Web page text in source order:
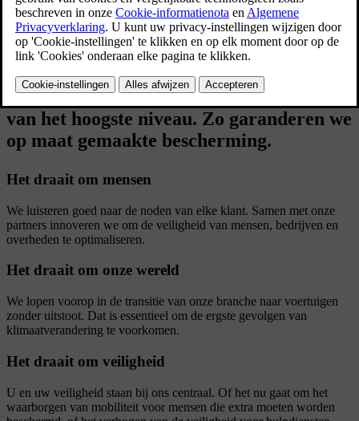
Veiligheid komt altijd eerst.
In nauwe samenwerking met speciale
klanten over heel de wereld optimaliseren
we onze wagens met veiligheidssystemen
van het hoogste niveau. Zo garanderen we
op maat gemaakte bescherming.
Het draait om mensen
We luisteren goed naar de noden van elke klant. Samen met onze
partners innoveren we om de veiligheid van mensen, bedrijven en
overheden te optimaliseren.
Het draait om onze wereld
We lopen voorop in de transitie van onze branche naar voertuigen
zonder uitstoot. Dat is essentieel om de ergste gevolgen van
klimaatverandering te voorkomen.
Het draait om veiligheid
U en uw veiligheid staan bij ons centraal. Of het nu gaat om het
waarborgen van mobiliteit voor mensen die extra moeten worden